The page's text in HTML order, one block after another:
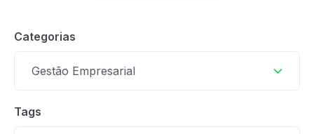
Categorias
Gestão Empresarial
Tags